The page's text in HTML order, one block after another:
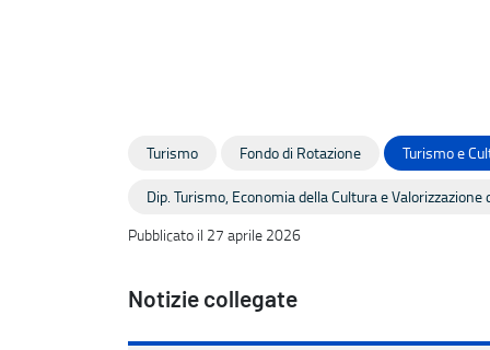
Turismo Fondo di Rotazione Turismo e
Dip. Turismo, Economia della Cultura e
Pubblicato il 27 aprile 2026
Notizie collegate